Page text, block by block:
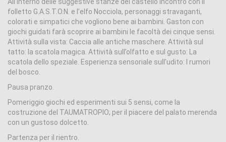
folletto G.A.S.T.O.N. e l’elfo Nocciola, personaggi stravaganti,
colorati e simpatici che vogliono bene ai bambini. Gaston con
giochi guidati farà scoprire ai bambini le facoltà dei cinque sensi.
Attività sulla vista: Caccia alle antiche maschere. Attività sul
tatto: la scatola magica. Attività sull’olfatto e sul gusto: La
scatola dello speziale. Esperienza sensoriale sull’udito: I rumori
del bosco.
Pausa pranzo.
Pomeriggio giochi ed esperimenti sui 5 sensi, come la
costruzione del TAUMATROPIO; per il piacere del palato merenda
con un gustoso dolcetto.
Partenza per il rientro.